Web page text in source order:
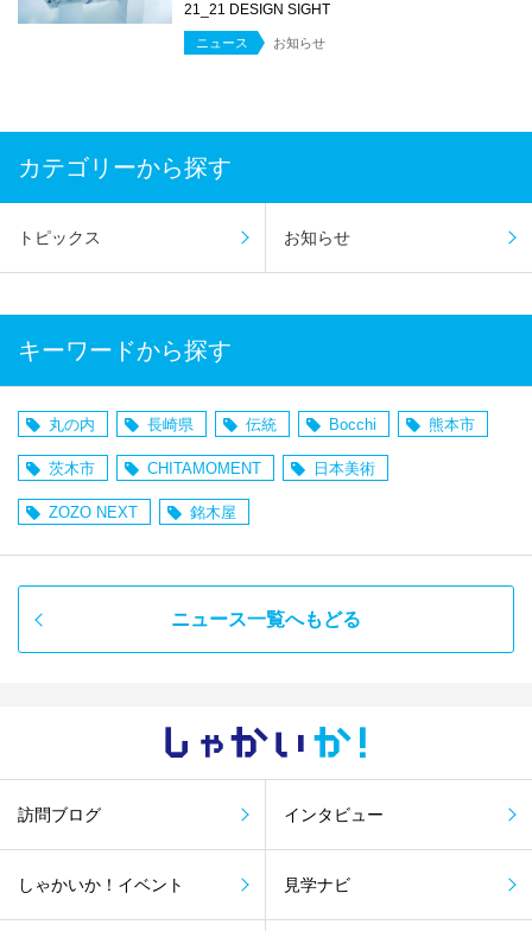
21_21 DESIGN SIGHT
ニュース お知らせ
カテゴリーから探す
トピックス お知らせ
キーワードから探す
丸の内 長崎県 伝統 Bocchi 熊本市
茨木市 CHITAMOMENT 日本美術
ZOZO NEXT 銘木屋
ニュース一覧へもどる
しゃかい か！
訪問ブログ インタビュー
しゃかいか！イベント 見学ナビ